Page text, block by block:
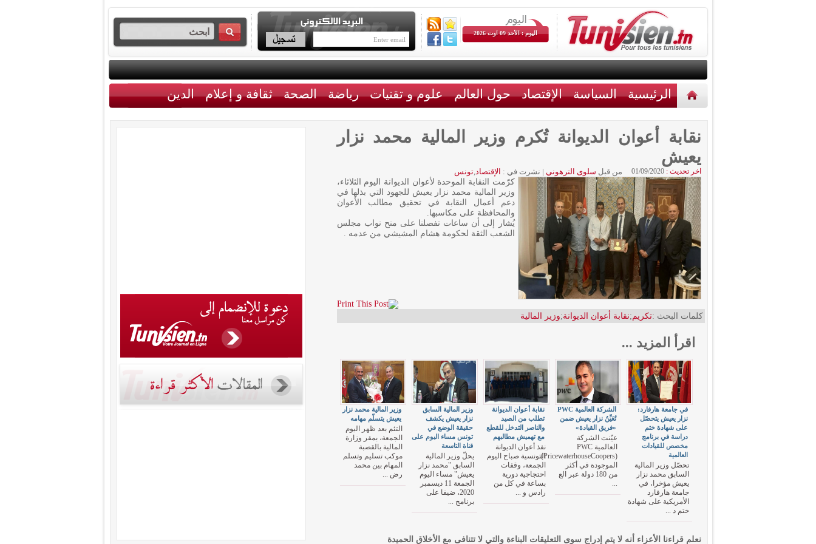
اليوم : الأحد 09 اوت 2026
الرئيسية السياسة الإقتصاد حول العالم علوم و تقنيات رياضة الصحة ثقافة و إعلام الدين
أخبار مختلفة
نقابة أعوان الديوانة تُكرم وزير المالية محمد نزار
يعيش
اخر تحديث : 01/09/2020 من قبل سلوى الترهوني | نشرت في : الإقتصاد,تونس
كرّمت النقابة الموحدة لأعوان الديوانة اليوم الثلاثاء،
وزير المالية محمد نزار يعيش للجهود التي بذلها في
دعم أعمال النقابة في تحقيق مطالب الأعوان
والمحافظة على مكاسبها.
يُشار إلى أن ساعات تفصلنا على منح نواب مجلس
الشعب الثقة لحكومة هشام المشيشي من عدمه .
كلمات البحث :تكريم;نقابة أعوان الديوانة;وزير المالية
اقرأ المزيد ...
وزير المالية محمد نزار
يعيش يتسلّم مهامه
التئم بعد ظهر اليوم
الجمعة، بمقر وزارة
المالية بالقصبة
موكب تسليم وتسلم
المهام بين محمد
رض ...
وزير المالية السابق
نزار يعيش يكشف
حقيقة الوضع في
تونس مساء اليوم على
قناة التاسعة
يحلّ وزير المالية
السابق "محمد نزار
يعيش" مساء اليوم
الجمعة 11 ديسمبر
2020، ضيفا على
برنامج ...
نقابة أعوان الديوانة
تطلب من الصيد
والناصر التدخل للقطع
مع تهميش مطالبهم
نفذ أعوان الديوانة
التونسية صباح اليوم
الجمعة، وقفات
احتجاجية دورية
بساعة في كل من
رادس و ...
الشركة العالمية PWC
تُعَيِّنُ نزار يعيش ضمن
«فريق القيادة»
عيّنت الشركة
العالمية PWC
(PricewaterhouseCoopers)
الموجودة في أكثر
من 180 دولة عبر الع
...
في جامعة هارفارد:
نزار يعيش يتحصّل
على شهادة ختم
دراسة في برنامج
مخصص للقيادات
العالمية
تحصّل وزير المالية
السابق محمد نزار
يعيش مؤخرا، في
جامعة هارفارد
الأمريكية على شهادة
ختم د ...
نعلم قراءنا الأعزاء أنه لا يتم إدراج سوى التعليقات البناءة والتي لا تتنافى مع الأخلاق الحميدة